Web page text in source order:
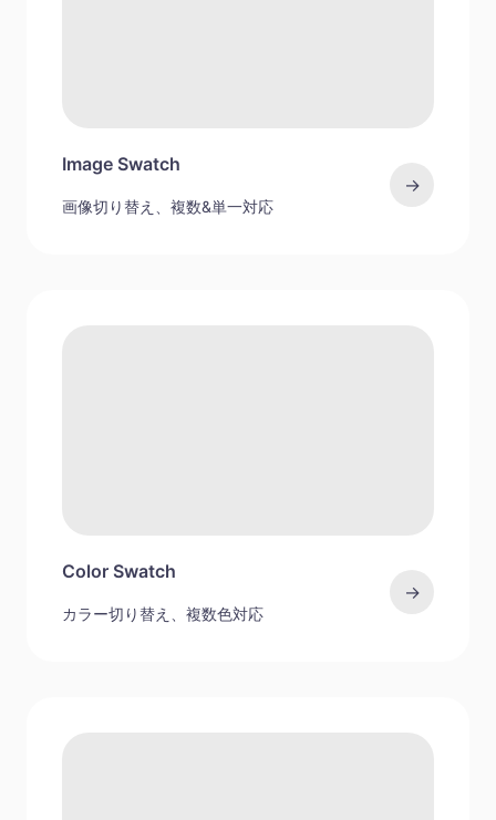
Image Swatch
画像切り替え、複数&単一対応
→
Color Swatch
カラー切り替え、複数色対応
→